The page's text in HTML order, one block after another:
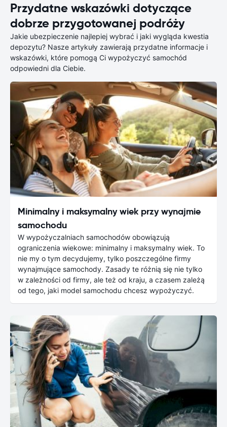
Przydatne wskazówki dotyczące
dobrze przygotowanej podróży
Jakie ubezpieczenie najlepiej wybrać i jaki wygląda kwestia
depozytu? Nasze artykuły zawierają przydatne informacje i
wskazówki, które pomogą Ci wypożyczyć samochód
odpowiedni dla Ciebie.
Minimalny i maksymalny wiek przy wynajmie
samochodu
W wypożyczalniach samochodów obowiązują
ograniczenia wiekowe: minimalny i maksymalny wiek. To
nie my o tym decydujemy, tylko poszczególne firmy
wynajmujące samochody. Zasady te różnią się nie tylko
w zależności od firmy, ale też od kraju, a czasem zależą
od tego, jaki model samochodu chcesz wypożyczyć.